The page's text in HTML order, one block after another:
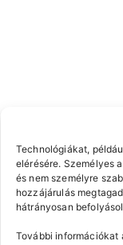
Technológiákat,
elérésére. Személyes
és nem személyre
hozzájárulás
hátrányosan
További információkat